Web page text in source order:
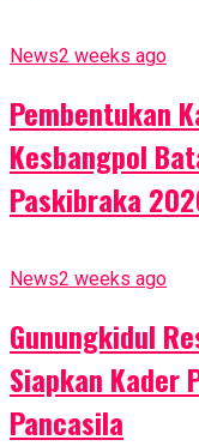
News2 weeks ago
Pembentukan
Kesbangpol
Paskibraka
News2 weeks ago
Gunungkidul
Siapkan Kader
Pancasila